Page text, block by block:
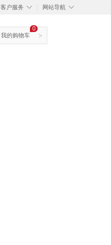
◇
客户服务 ◇
网站导航
>
0
我的购物车